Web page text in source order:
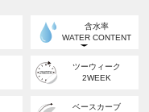
含水率
WATER CONTENT
HIGH WATER
LOW WATER
ツーウィーク
2WEEK
ベースカーブ